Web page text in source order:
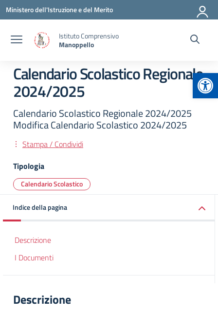
Vai ai contenuti
Vai al menu di navigazione
Vai al footer
Ministero dell'Istruzione e del Merito
Istituto Comprensivo
Manoppello
Calendario Scolastico Regionale
2024/2025
Calendario Scolastico Regionale 2024/2025
Modifica Calendario Scolastico 2024/2025
Stampa / Condividi
Tipologia
Calendario Scolastico
Indice della pagina
Descrizione
I Documenti
Descrizione